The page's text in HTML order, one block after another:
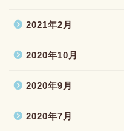
2021年2月
2020年10月
2020年9月
2020年7月